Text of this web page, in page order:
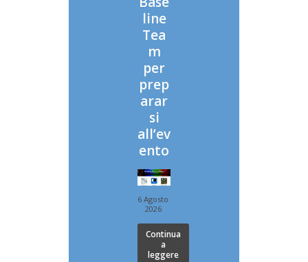
line
Tea
m
per
prep
arar
si
all’ev
ento
6 Agosto
2026
Continua
a
leggere